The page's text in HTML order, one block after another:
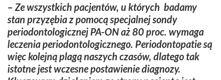
– Ze wszystkich pacjentów, u których badamy
stan przyzębia z pomocą specjalnej sondy
periodontologicznej PA-ON aż 80 proc. wymaga
leczenia periodontologicznego. Periodontopatie są
więc kolejną plagą naszych czasów, dlatego tak
istotne jest wczesne postawienie diagnozy.